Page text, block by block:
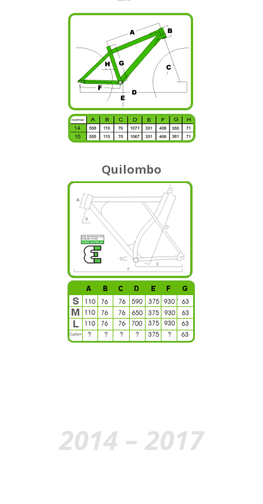
Quilombo
2014 – 2017